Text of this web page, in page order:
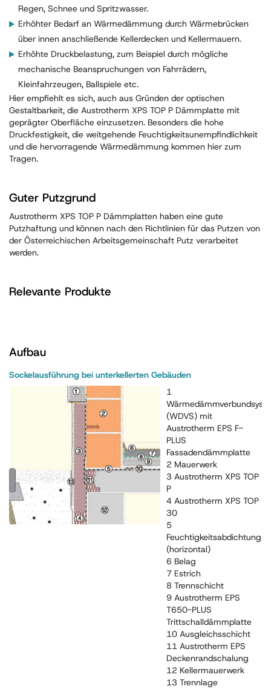
Regen, Schnee und Spritzwasser.
Erhöhter Bedarf an Wärmedämmung durch Wärmebrücken
über innen anschließende Kellerdecken und Kellermauern.
Erhöhte Druckbelastung, zum Beispiel durch mögliche
mechanische Beanspruchungen von Fahrrädern,
Kleinfahrzeugen, Ballspiele etc.
Hier empfiehlt es sich, auch aus Gründen der optischen
Gestaltbarkeit, die Austrotherm XPS TOP P Dämmplatte mit
geprägter Oberfläche einzusetzen. Besonders die hohe
Druckfestigkeit, die weitgehende Feuchtigkeitsunempfindlichkeit
und die hervorragende Wärmedämmung kommen hier zum
Tragen.
Guter Putzgrund
Austrotherm XPS TOP P Dämmplatten haben eine gute
Putzhaftung und können nach den Richtlinien für das Putzen von
der Österreichischen Arbeitsgemeinschaft Putz verarbeitet
werden.
Relevante Produkte
Aufbau
Sockelausführung bei unterkellerten Gebäuden
1
(WDVS) mit
Austrotherm EPS F-
PLUS
Fassadendämmplatte
2 Mauerwerk
3 Austrotherm XPS TOP
P
4 Austrotherm XPS TOP
30
5
Feuchtigkeitsabdichtung
(horizontal)
6 Belag
7 Estrich
8 Trennschicht
9 Austrotherm EPS
T650-PLUS
Trittschalldämmplatte
10 Ausgleichsschicht
11 Austrotherm EPS
Deckenrandschalung
12 Kellermauerwerk
13 Trennlage